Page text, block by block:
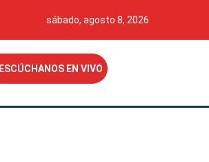
sábado, agosto 8, 2026
ESCÚCHANOS EN VIVO